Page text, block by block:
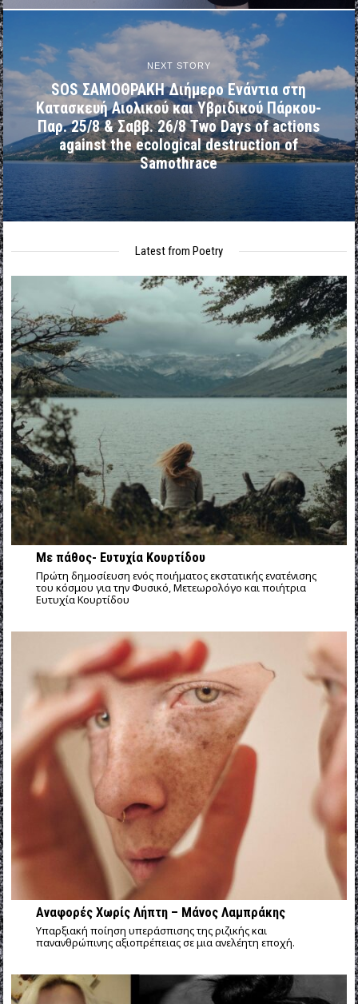
NEXT STORY
SOS ΣΑΜΟΘΡΑΚΗ Διήμερο Ενάντια στη
Κατασκευή Αιολικού και Υβριδικού Πάρκου-
Παρ. 25/8 & Σαββ. 26/8 Two Days of actions
against the ecological destruction of
Samothrace
Latest from Poetry
Με πάθος- Ευτυχία Κουρτίδου
Πρώτη δημοσίευση ενός ποιήματος εκστατικής ενατένισης
του κόσμου για την Φυσικό, Μετεωρολόγο και ποιήτρια
Ευτυχία Κουρτίδου
Αναφορές Χωρίς Λήπτη – Μάνος Λαμπράκης
Υπαρξιακή ποίηση υπεράσπισης της ριζικής και
πανανθρώπινης αξιοπρέπειας σε μια ανελέητη εποχή.